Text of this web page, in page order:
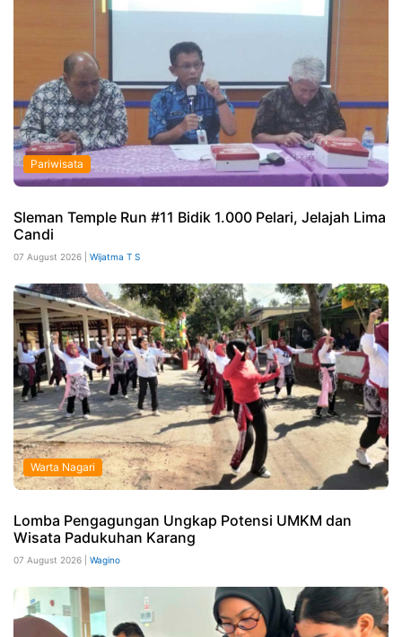
Pariwisata
Sleman Temple Run #11 Bidik 1.000 Pelari, Jelajah Lima
Candi
07 August 2026 | Wijatma T S
Warta Nagari
Lomba Pengagungan Ungkap Potensi UMKM dan
Wisata Padukuhan Karang
07 August 2026 | Wagino